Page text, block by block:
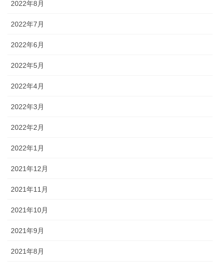
2022年8月
2022年7月
2022年6月
2022年5月
2022年4月
2022年3月
2022年2月
2022年1月
2021年12月
2021年11月
2021年10月
2021年9月
2021年8月